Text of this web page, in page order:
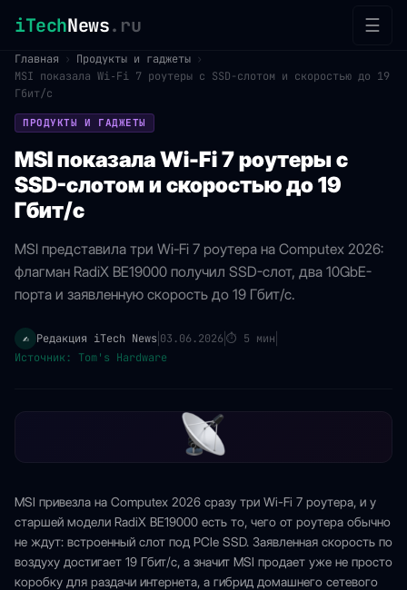
iTechNews.ru ☰
Главная › Продукты и гаджеты ›
MSI показала Wi‑Fi 7 роутеры с SSD-слотом и скоростью до 19
Гбит/с
ПРОДУКТЫ И ГАДЖЕТЫ
MSI показала Wi‑Fi 7 роутеры с
SSD-слотом и скоростью до 19
Гбит/с
MSI представила три Wi-Fi 7 роутера на Computex 2026:
флагман RadiX BE19000 получил SSD-слот, два 10GbE-
порта и заявленную скорость до 19 Гбит/с.
✍️ Редакция iTech News 03.06.2026⏱ 5 мин
Источник: Tom's Hardware
MSI привезла на Computex 2026 сразу три Wi-Fi 7 роутера, и у
старшей модели RadiX BE19000 есть то, чего от роутера обычно
не ждут: встроенный слот под PCIe SSD. Заявленная скорость по
воздуху достигает 19 Гбит/с, а значит MSI продает уже не просто
коробку для раздачи интернета, а гибрид домашнего сетевого